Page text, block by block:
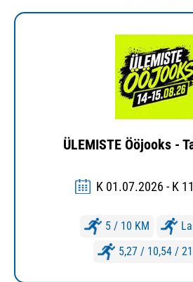
ÜLEMISTE Ööjooks -
K 01.07.2026 - K
5 / 10 KM
5,27 / 10,54 /